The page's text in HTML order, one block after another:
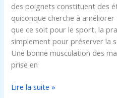
des poignets constituent des
quiconque cherche à
que ce soit pour le sport, la
simplement pour préserver la
Une bonne musculation des
prise en
Lire la suite »